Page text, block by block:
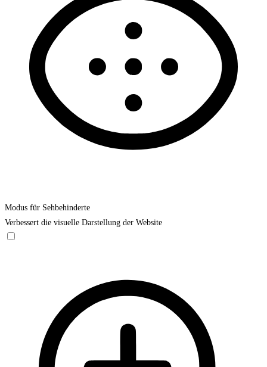
Modus für Sehbehinderte
Verbessert die visuelle Darstellung der Website